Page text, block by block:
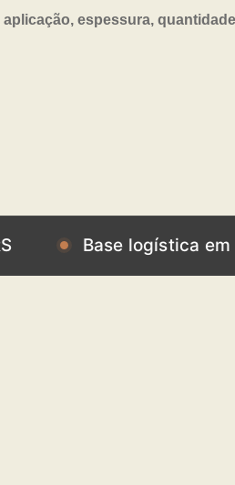
aplicação, espessura, quantidade
Base logística em